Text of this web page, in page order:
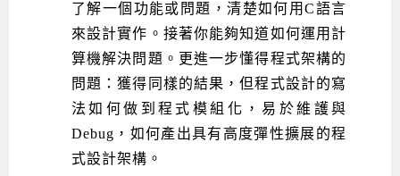
了解一個功能或問題，清楚如何用C語言
來設計實作。接著你能夠知道如何運用計
算機解決問題。更進一步懂得程式架構的
問題：獲得同樣的結果，但程式設計的寫
法如何做到程式模組化，易於維護與
Debug，如何產出具有高度彈性擴展的程
式設計架構。